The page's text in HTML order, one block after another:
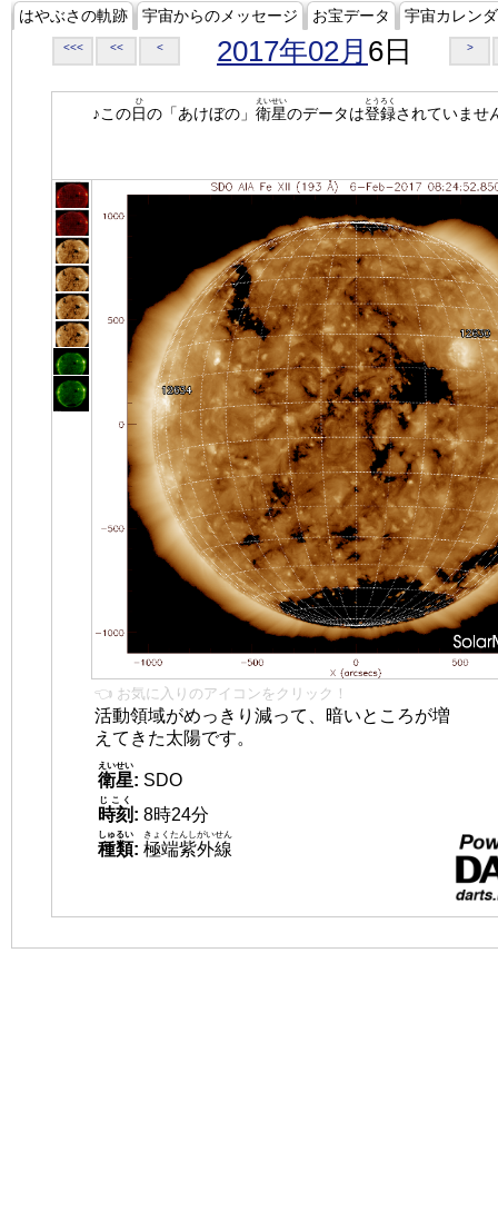
はやぶさの軌跡 宇宙からのメッセージ お宝データ 宇宙カレン
<<< << < 2017年02月 6日 >
♪この日
ひ
の「あけぼの」 衛星
えいせい
のデータは登録
とうろく
されていませ
👈 お気に入りのアイコンをクリック！
活動領域がめっきり減って、暗いところが増
えてきた太陽です。
衛星
えいせい
: SDO
時刻
じこく
: 8時24分
種類
しゅるい
: 極端紫外線
きょくたんしがいせん